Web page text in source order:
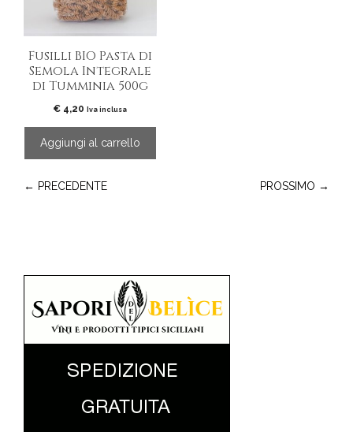
Fusilli BIO Pasta di
Semola Integrale
di Tumminia 500g
€ 4,20 Iva inclusa
Aggiungi al carrello
← PRECEDENTE PROSSIMO →